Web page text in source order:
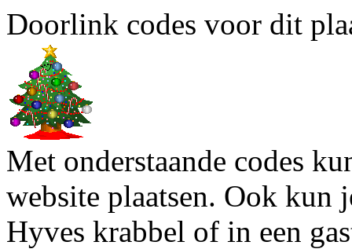
Doorlink codes voor dit
Met onderstaande codes
website plaatsen. Ook kun
Hyves krabbel of in een